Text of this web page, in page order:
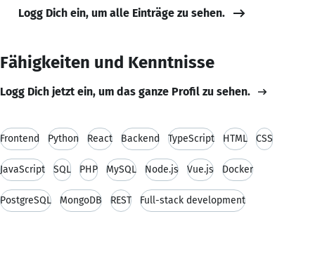
Logg Dich ein, um alle Einträge zu sehen.
Fähigkeiten und Kenntnisse
Logg Dich jetzt ein, um das ganze Profil zu sehen.
Frontend Python React Backend TypeScript HTML CSS
JavaScript SQL PHP MySQL Node.js Vue.js Docker
PostgreSQL MongoDB REST Full-stack development